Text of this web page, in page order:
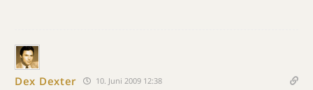
Dex Dexter 10. Juni 2009 12:38